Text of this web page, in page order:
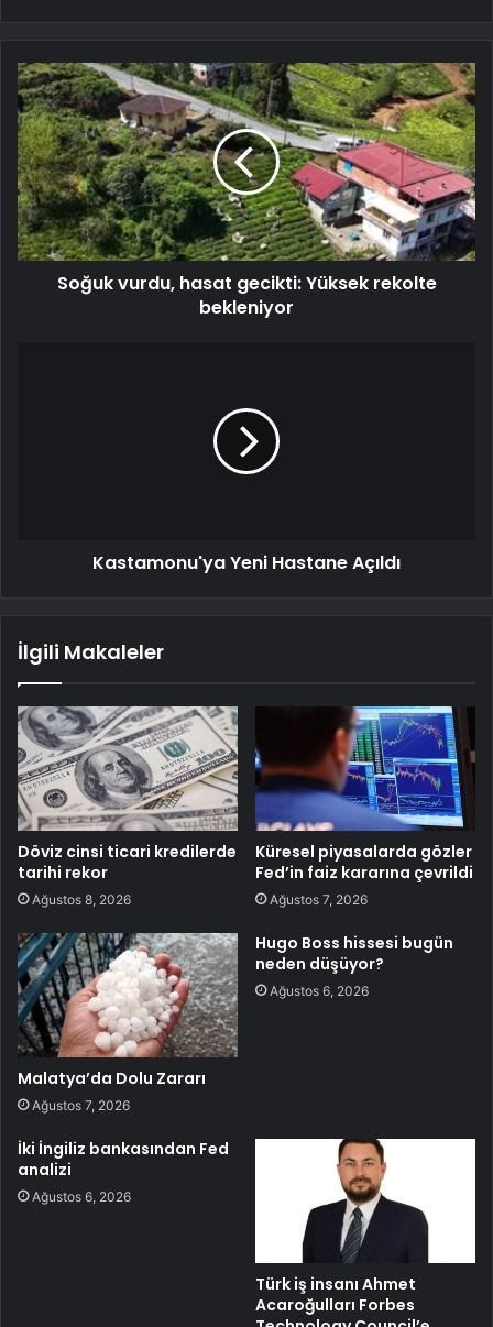
Soğuk vurdu, hasat gecikti: Yüksek rekolte
bekleniyor
Kastamonu'ya Yeni Hastane Açıldı
İlgili Makaleler
Döviz cinsi ticari kredilerde
tarihi rekor
Ağustos 8, 2026
Küresel piyasalarda gözler
Fed’in faiz kararına çevrildi
Ağustos 7, 2026
Malatya’da Dolu Zararı
Ağustos 7, 2026
Hugo Boss hissesi bugün
neden düşüyor?
Ağustos 6, 2026
İki İngiliz bankasından Fed
analizi
Ağustos 6, 2026
Türk iş insanı Ahmet
Acaroğulları Forbes